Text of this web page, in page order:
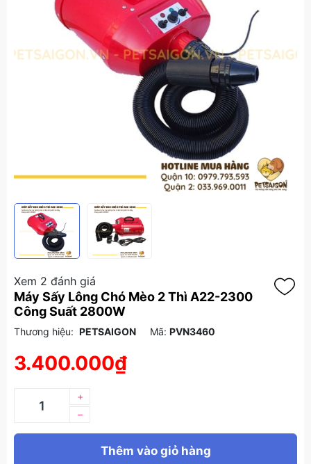
Xem 2 đánh giá
Máy Sấy Lông Chó Mèo 2 Thì A22-2300
Công Suất 2800W
Thương hiệu: PETSAIGON Mã: PVN3460
3.400.000₫
–
+
Thêm vào giỏ hàng